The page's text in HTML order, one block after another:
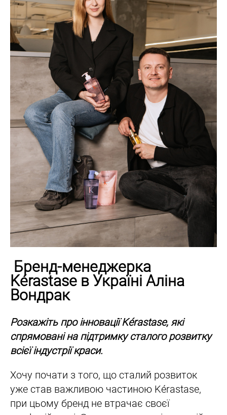
Бренд-менеджерка
Kérastase в Україні Аліна
Вондрак
Розкажіть про інновації Kérastase, які
спрямовані на підтримку сталого розвитку
всієї індустрії краси.
Хочу почати з того, що сталий розвиток
уже став важливою частиною Kérastase,
при цьому бренд не втрачає своєї